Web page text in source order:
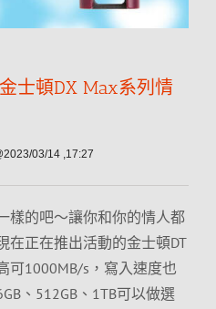
士頓DX Max系列情
03/14 ,17:27
樣的吧～讓你和你的情人都
在正在推出活動的金士頓DT
可1000MB/s，寫入速度也
、512GB、1TB可以做選